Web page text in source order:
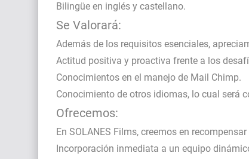
Bilingüe en inglés y castellano.
Se Valorará:
Además de los requisitos esenciales,
Actitud positiva y proactiva frente a los
Conocimientos en el manejo de Mail Chimp.
Conocimiento de otros idiomas, lo cual será
Ofrecemos:
En SOLANES Films, creemos en
Incorporación inmediata a un equipo